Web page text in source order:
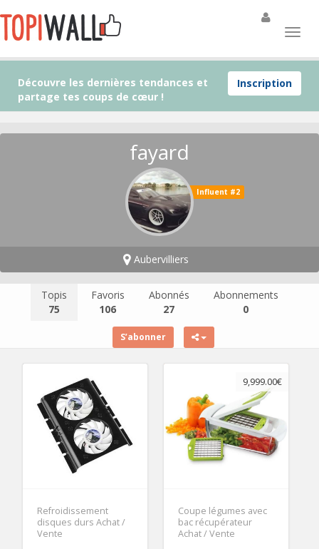
Inscription
Découvre les dernières tendances et
partage tes coups de cœur !
fayard
Influent #2
Aubervilliers
Topis
75
Favoris
106
Abonnés
27
Abonnements
0
S’abonner
Refroidissement
disques durs Achat /
Vente
9,999.00€
Coupe légumes avec
bac récupérateur
Achat / Vente